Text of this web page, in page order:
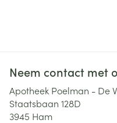
Neem contact met
Apotheek Poelman - De
Staatsbaan 128D
3945 Ham